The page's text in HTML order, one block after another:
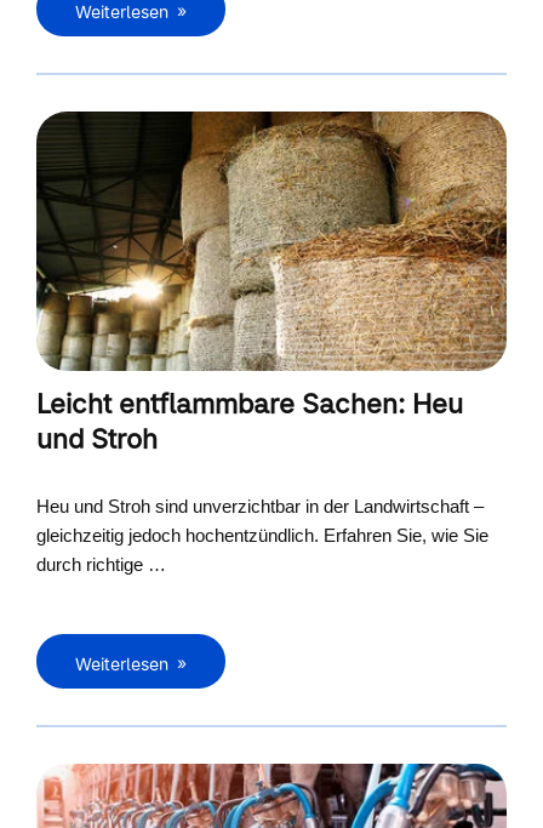
Weiterlesen
Leicht entflammbare Sachen: Heu
und Stroh
Heu und Stroh sind unverzichtbar in der Landwirtschaft –
gleichzeitig jedoch hochentzündlich. Erfahren Sie, wie Sie
durch richtige …
Weiterlesen